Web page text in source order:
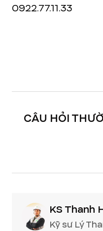
0922.77.11.33
CÂU HỎI
KS Thanh
Kỹ sư Lý